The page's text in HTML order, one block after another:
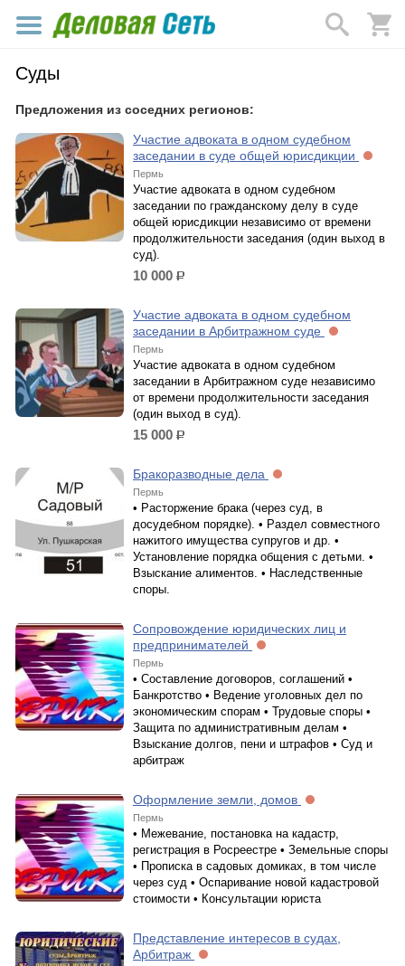
Суды
Предложения из соседних регионов:
Участие адвоката в одном судебном
заседании в суде общей юрисдикции
Пермь
Участие адвоката в одном судебном
заседании по гражданскому делу в суде
общей юрисдикции независимо от времени
продолжительности заседания (один выход в
суд).
10 000 р.
Участие адвоката в одном судебном
заседании в Арбитражном суде
Пермь
Участие адвоката в одном судебном
заседании в Арбитражном суде независимо
от времени продолжительности заседания
(один выход в суд).
15 000 р.
Бракоразводные дела
Пермь
• Расторжение брака (через суд, в
досудебном порядке). • Раздел совместного
нажитого имущества супругов и др. •
Установление порядка общения с детьми. •
Взыскание алиментов. • Наследственные
споры.
Сопровождение юридических лиц и
предпринимателей
Пермь
• Составление договоров, соглашений •
Банкротство • Ведение уголовных дел по
экономическим спорам • Трудовые споры •
Защита по административным делам •
Взыскание долгов, пени и штрафов • Суд и
арбитраж
Оформление земли, домов
Пермь
• Межевание, постановка на кадастр,
регистрация в Росреестре • Земельные споры
• Прописка в садовых домиках, в том числе
через суд • Оспаривание новой кадастровой
стоимости • Консультации юриста
Представление интересов в судах,
Арбитраж